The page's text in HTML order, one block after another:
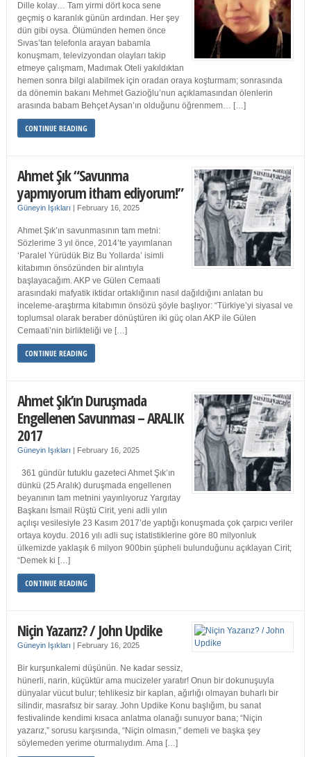
Dille kolay… Tam yirmi dört koca sene
geçmiş o karanlık günün ardından. Her şey
dün gibi oysa. Ölümünden hemen önce
Sıvas’tan telefonla arayan babamla
konuşmam, televizyondan olayları takip
etmeye çalışmam, Madımak Oteli yakıldıktan
hemen sonra bilgi alabilmek için oradan oraya koşturmam; sonrasında
da dönemin bakanı Mehmet Gazioğlu’nun açıklamasından ölenlerin
arasında babam Behçet Aysan’ın olduğunu öğrenmem… […]
CONTINUE READING
Ahmet Şık “Savunma
yapmıyorum itham ediyorum!”
Güneyin Işıkları | February 16, 2025
Ahmet Şık’ın savunmasının tam metni:
Sözlerime 3 yıl önce, 2014’te yayımlanan
‘Paralel Yürüdük Biz Bu Yollarda’ isimli
kitabımın önsözünden bir alıntıyla
başlayacağım. AKP ve Gülen Cemaati
arasındaki mafyatik iktidar ortaklığının nasıl dağıldığını anlatan bu
inceleme-araştırma kitabımın önsözü şöyle başlıyor: “Türkiye’yi siyasal ve
toplumsal olarak beraber dönüştüren iki güç olan AKP ile Gülen
Cemaati’nin birlikteliği ve […]
CONTINUE READING
Ahmet Şık’ın Duruşmada
Engellenen Savunması – ARALIK
2017
Güneyin Işıkları | February 16, 2025
361 gündür tutuklu gazeteci Ahmet Şık’ın
dünkü (25 Aralık) duruşmada engellenen
beyanının tam metnini yayınlıyoruz Yargıtay
Başkanı İsmail Rüştü Cirit, yeni adli yılın
açılışı vesilesiyle 23 Kasım 2017’de yaptığı konuşmada çok çarpıcı veriler
ortaya koydu. 2016 yılı adli suç istatistiklerine göre 80 milyonluk
ülkemizde yaklaşık 6 milyon 900bin şüpheli bulunduğunu açıklayan Cirit;
“Demek ki […]
CONTINUE READING
Niçin Yazarız? / John Updike
Güneyin Işıkları | February 16, 2025
Bir kurşunkalemi düşünün. Ne kadar sessiz,
hünerli, narin, küçüktür ama mucizeler yaratır! Onun bir dokunuşuyla
dünyalar vücut bulur; tehlikesiz bir kaplan, ağırlığı olmayan buharlı bir
silindir, masrafsız bir saray. John Updike Konu başlığım, bu sanat
festivalinde kendimi kısaca anlatma olanağı sunuyor bana; “Niçin
yazarız,” sorusu karşısında, “Niçin olmasın,” demeli ve başka şey
söylemeden yerime oturmalıydım. Ama […]